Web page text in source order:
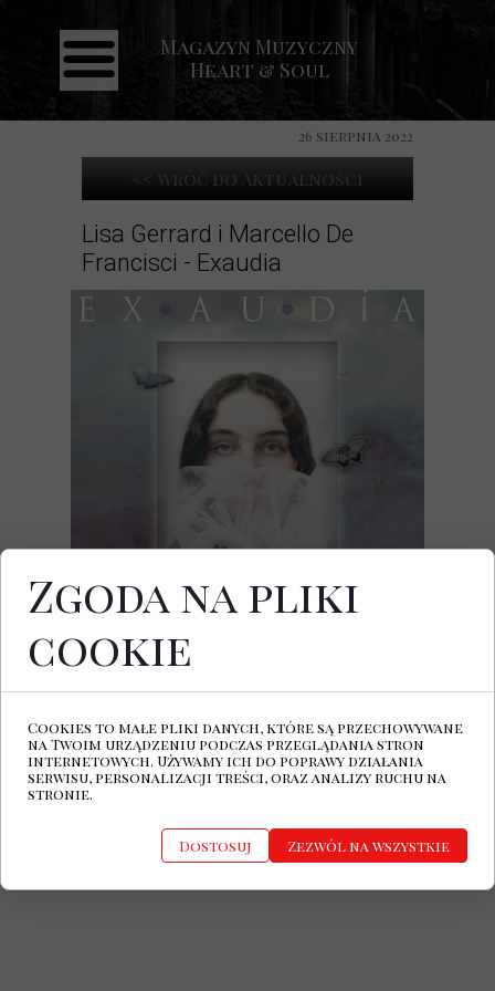
Strona główna
Aktualności
Koncerty
Galeria
Kontakt
Magazyn Muzyczny
Heart & Soul
Lisa Gerrard i Marcello De
Francisci - Exaudia
<< Wróć do Aktualności
26 sierpnia 2022
26 sierpnia 2022 ukazał się album
płyta będąca owocem współpracy
światowej sławy artystki Lisy Gerrard raz
Marcello De Francisci.
https://www.lisagerrard.com/
http://www.marcellodefrancisci.com/
Zgoda na pliki
cookie
Cookies to małe pliki danych, które są przechowywane
na Twoim urządzeniu podczas przeglądania stron
internetowych. Używamy ich do poprawy działania
serwisu, personalizacji treści, oraz analizy ruchu na
stronie.
Dostosuj Zezwól na wszystkie